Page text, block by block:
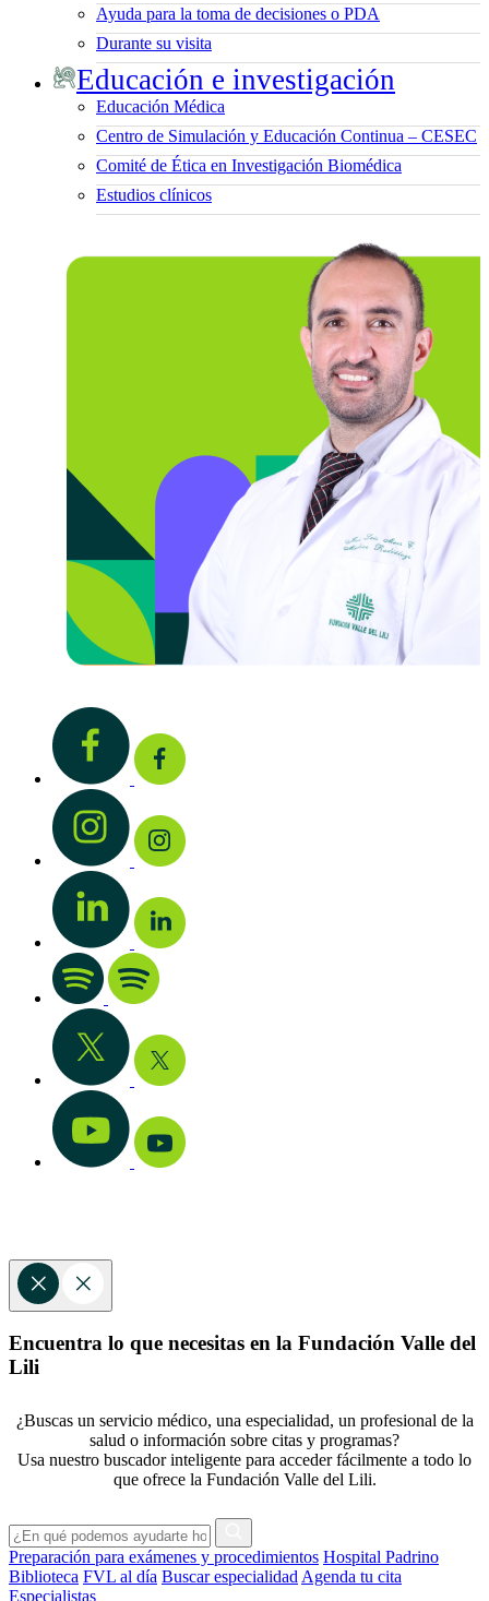
Ayuda para la toma de decisiones o PDA
Durante su visita
Educación e investigación
Educación Médica
Centro de Simulación y Educación Continua – CESEC
Comité de Ética en Investigación Biomédica
Estudios clínicos
Encuentra lo que necesitas en la Fundación Valle del
Lili
¿Buscas un servicio médico, una especialidad, un profesional de la
salud o información sobre citas y programas?
Usa nuestro buscador inteligente para acceder fácilmente a todo lo
que ofrece la Fundación Valle del Lili.
Preparación para exámenes y procedimientos Hospital Padrino
Biblioteca FVL al día Buscar especialidad Agenda tu cita
Especialistas